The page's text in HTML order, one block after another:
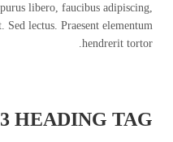
libero, faucibus adipiscing,
lectus. Praesent elementum
hendrerit tortor.
HEADING TAG